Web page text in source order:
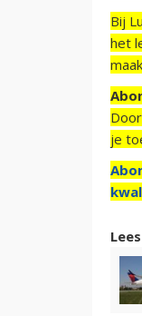
Bij
het
je